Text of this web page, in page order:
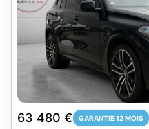
63 480 € GARANTIE 12 MOIS